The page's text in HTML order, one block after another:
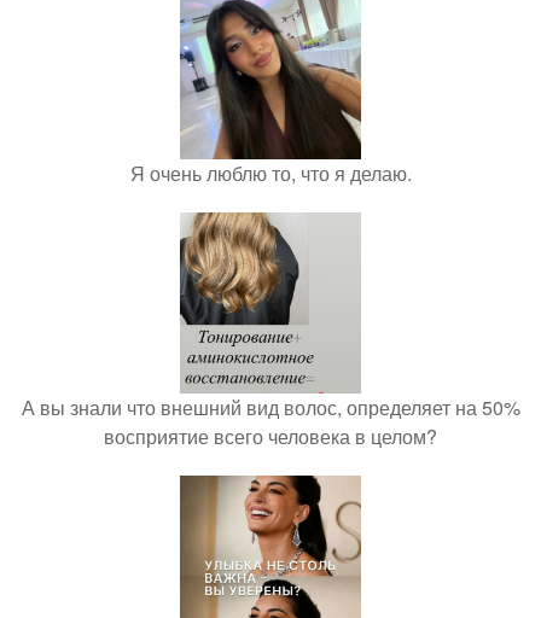
Я очень люблю то, что я делаю.
А вы знали что внешний вид волос, определяет на 50%
восприятие всего человека в целом?